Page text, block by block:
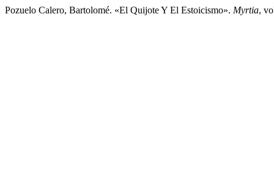
Pozuelo Calero, Bartolomé. «El Quijote Y El Estoicismo». Myrtia,